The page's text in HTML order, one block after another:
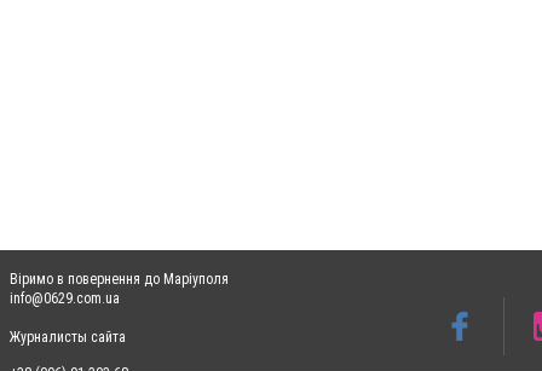
Віримо в повернення до Маріуполя
info@0629.com.ua
Журналисты сайта